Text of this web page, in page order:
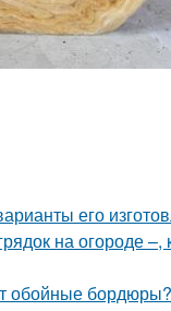
его
на огороде –,
обойные бордюры?